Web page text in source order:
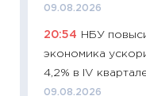
09.08.2026
20:54
НБУ
экономика
4,2% в IV
09.08.2026